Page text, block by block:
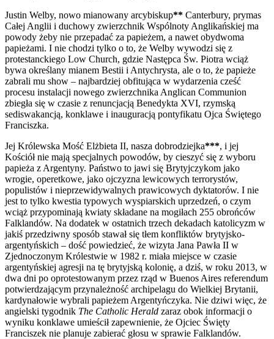
Justin Welby, nowo mianowany arcybiskup** Canterbury, prymas
Całej Anglii i duchowy zwierzchnik Wspólnoty Anglikańskiej ma
powody żeby nie przepadać za papieżem, a nawet obydwoma
papieżami. I nie chodzi tylko o to, że Welby wywodzi się z
protestanckiego Low Church, gdzie Następca Św. Piotra wciąż
bywa określany mianem Bestii i Antychrysta, ale o to, że papieże
zabrali mu show – najbardziej obfitująca w wydarzenia cześć
procesu instalacji nowego zwierzchnika Anglican Communion
zbiegła się w czasie z renuncjacją Benedykta XVI, rzymską
sediswakancją, konklawe i inauguracją pontyfikatu Ojca Świętego
Franciszka.
Jej Królewska Mość Elżbieta II, nasza dobrodziejka***, i jej
Kościół nie mają specjalnych powodów, by cieszyć się z wyboru
papieża z Argentyny. Państwo to jawi się Brytyjczykom jako
wrogie, operetkowe, jako ojczyzna lewicowych terrorystów,
populistów i nieprzewidywalnych prawicowych dyktatorów. I nie
jest to tylko kwestia typowych wyspiarskich uprzedzeń, o czym
wciąż przypominają kwiaty składane na mogiłach 255 obrońców
Falklandów. Na dodatek w ostatnich trzech dekadach katolicyzm w
jakiś przedziwny sposób stawał się tłem konfliktów brytyjsko-
argentyńskich – dość powiedzieć, że wizyta Jana Pawła II w
Zjednoczonym Królestwie w 1982 r. miała miejsce w czasie
argentyńskiej agresji na tę brytyjską kolonię, a dziś, w roku 2013, w
dwa dni po oprotestowanym przez rząd w Buenos Aires referendum
potwierdzającym przynależność archipelagu do Wielkiej Brytanii,
kardynałowie wybrali papieżem Argentyńczyka. Nie dziwi więc, że
angielski tygodnik The Catholic Herald zaraz obok informacji o
wyniku konklawe umieścił zapewnienie, że Ojciec Święty
Franciszek nie planuje zabierać głosu w sprawie Falklandów.